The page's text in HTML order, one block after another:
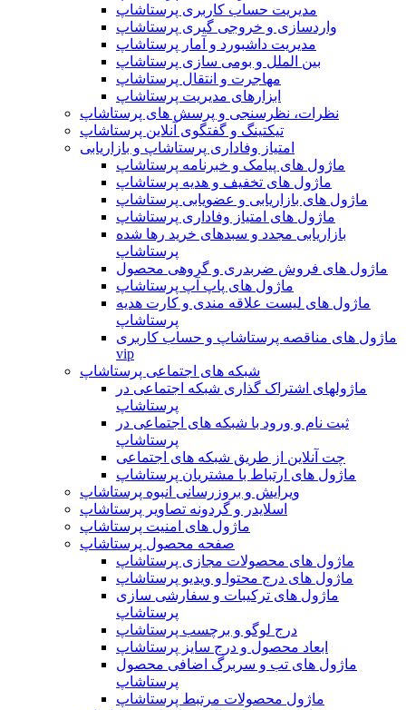
مدیریت حساب کاربری پرستاشاپ
واردسازی و خروجی گیری پرستاشاپ
مدیریت داشبورد و آمار پرستاشاپ
بین الملل و بومی سازی پرستاشاپ
مهاجرت و انتقال پرستاشاپ
ابزارهای مدیریت پرستاشاپ
نظرات، نظرسنجی و پرسش های پرستاشاپ
تیکتینگ و گفتگوی آنلاین پرستاشاپ
امتیاز وفاداری پرستاشاپ و بازاریابی
ماژول های پیامک و خبرنامه پرستاشاپ
ماژول های تخفیف و هدیه پرستاشاپ
ماژول های بازاریابی و عضویابی پرستاشاپ
ماژول های امتیاز وفاداری پرستاشاپ
بازاریابی مجدد و سبدهای خرید رها شده
پرستاشاپ
ماژول های فروش ضربدری و گروهی محصول
ماژول های پاپ آپ پرستاشاپ
ماژول های لیست علاقه مندی و کارت هدیه
پرستاشاپ
ماژول های مناقصه پرستاشاپ و حساب کاربری
vip
شبکه های اجتماعی پرستاشاپ
ماژولهای اشتراک‌ گذاری شبکه اجتماعی در
پرستاشاپ
ثبت نام و ورود با شبکه های اجتماعی در
پرستاشاپ
چت آنلاین از طریق شبکه های اجتماعی
ماژول های ارتباط با مشتریان پرستاشاپ
ویرایش و بروزرسانی انبوه پرستاشاپ
اسلایدر و گردونه تصاویر پرستاشاپ
ماژول های امنیت پرستاشاپ
صفحه محصول پرستاشاپ
ماژول های محصولات مجازی پرستاشاپ
ماژول های درج محتوا و ویدیو پرستاشاپ
ماژول های ترکیبات و سفارشی سازی
پرستاشاپ
درج لوگو و برچسب پرستاشاپ
ابعاد محصول و درج سایز پرستاشاپ
ماژول های تب و سربرگ اضافی محصول
پرستاشاپ
ماژول محصولات مرتبط پرستاشاپ